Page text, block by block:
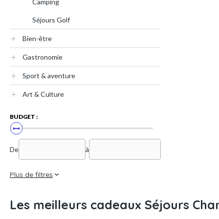
Camping
Séjours Golf
Bien-être
Gastronomie
Sport & aventure
Art & Culture
BUDGET :
De à
Plus de filtres
Les meilleurs cadeaux Séjours